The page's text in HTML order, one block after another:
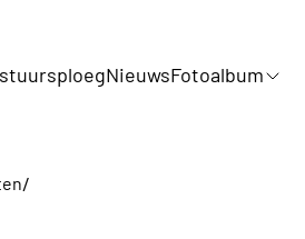
NieuwsFotoalbum
/